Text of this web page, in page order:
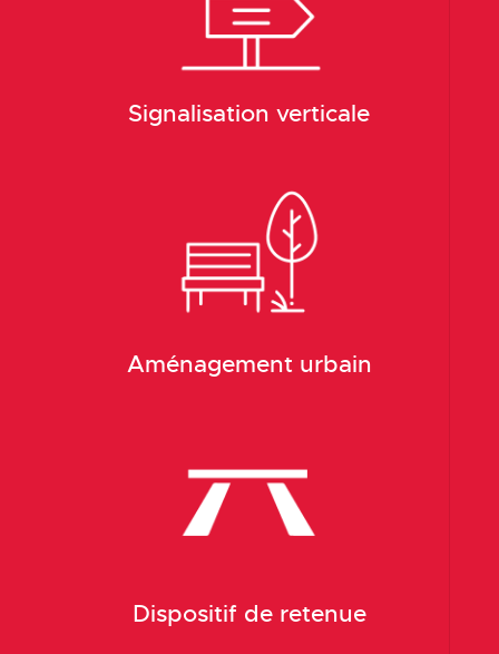
Signalisation verticale
Aménagement urbain
Dispositif de retenue